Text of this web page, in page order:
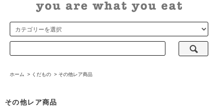
ホーム > くだもの > その他レア商品
その他レア商品